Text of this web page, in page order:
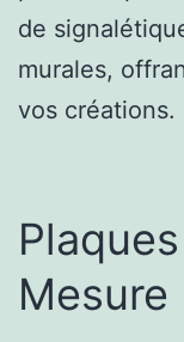
de
murales,
vos créations.
Mesure